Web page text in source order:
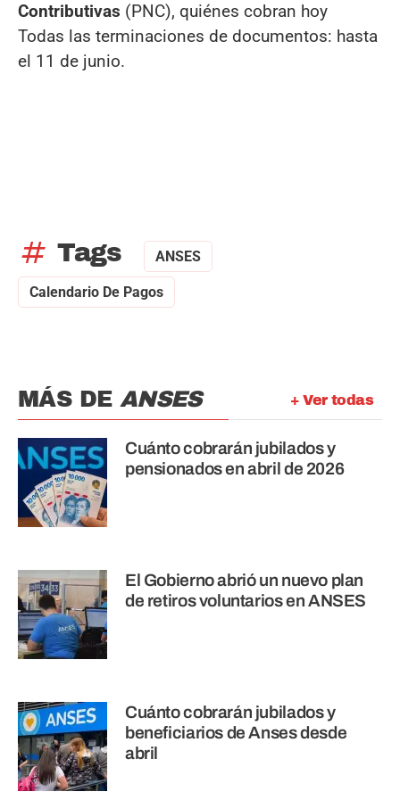
Contributivas (PNC), quiénes cobran hoy
Todas las terminaciones de documentos: hasta
el 11 de junio.
tag Tags ANSES
Calendario De Pagos
+ Ver todas
MÁS DE ANSES
Cuánto cobrarán jubilados y
pensionados en abril de 2026
El Gobierno abrió un nuevo plan
de retiros voluntarios en ANSES
Cuánto cobrarán jubilados y
beneficiarios de Anses desde
abril